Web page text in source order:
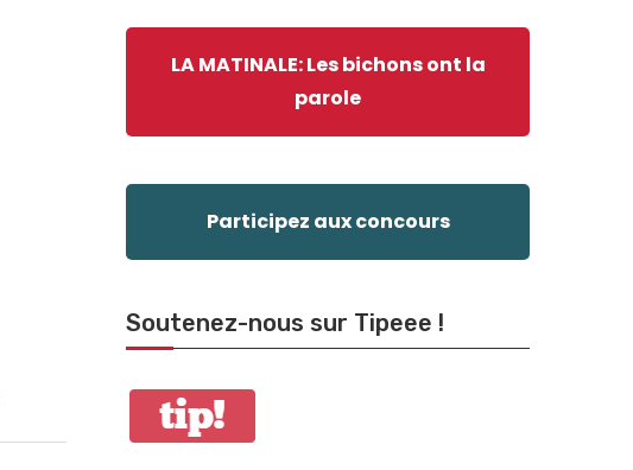
LA MATINALE: Les bichons ont la
parole
Participez aux concours
Soutenez-nous sur Tipeee !